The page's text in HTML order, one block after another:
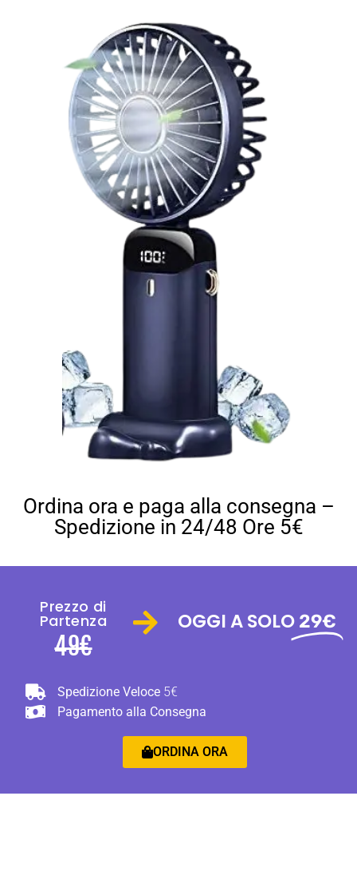
Ordina ora e paga alla consegna –
Spedizione in 24/48 Ore 5€
Prezzo di
Partenza
49€
OGGI A SOLO 29€
Spedizione Veloce 5€
Pagamento alla Consegna
ORDINA ORA